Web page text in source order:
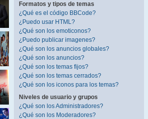
Formatos y tipos de temas
¿Qué es el código BBCode?
¿Puedo usar HTML?
¿Qué son los emoticonos?
¿Puedo publicar imagenes?
¿Qué son los anuncios globales?
¿Qué son los anuncios?
¿Qué son los temas fijos?
¿Qué son los temas cerrados?
¿Qué son los iconos para los temas?
Niveles de usuario y grupos
¿Qué son los Administradores?
¿Qué son los Moderadores?